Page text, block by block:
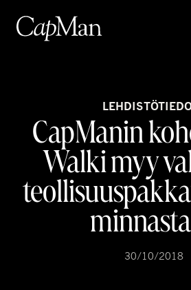
sisältöön
CapManin
Walki myy
30/10/2018